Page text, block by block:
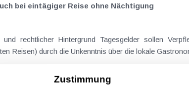
Zustimmung
bei eintägiger Reise ohne Nächtigung
sollen Verpflegungsmehraufwendungen ausgleichen, welche im Zuge von Dienstreisen
Reisen) durch die Unkenntnis über die lokale